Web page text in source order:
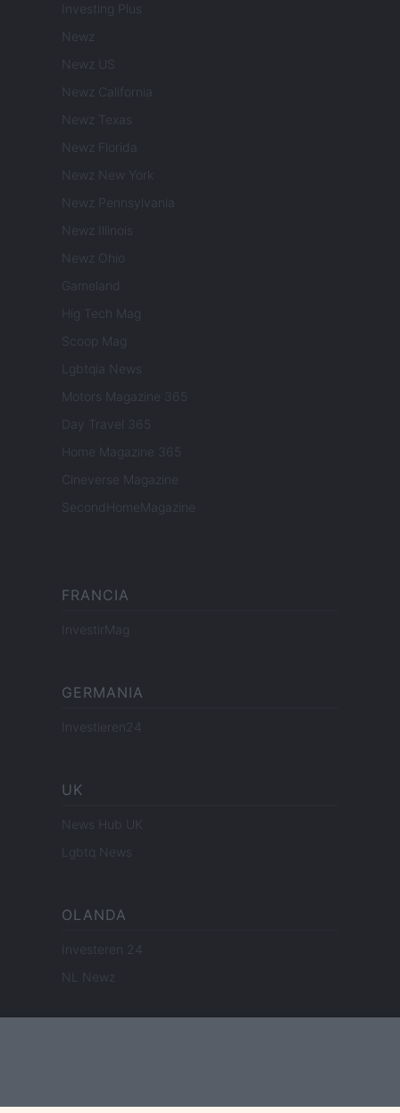
Investing Plus
Newz
Newz US
Newz California
Newz Texas
Newz Florida
Newz New York
Newz Pennsylvania
Newz Illinois
Newz Ohio
Gameland
Hig Tech Mag
Scoop Mag
Lgbtqia News
Motors Magazine 365
Day Travel 365
Home Magazine 365
Cineverse Magazine
SecondHomeMagazine
FRANCIA
InvestirMag
GERMANIA
Investieren24
UK
News Hub UK
Lgbtq News
OLANDA
Investeren 24
NL Newz